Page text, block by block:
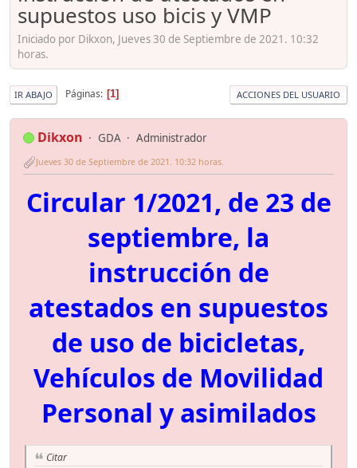
supuestos uso bicis y VMP
Iniciado por Dikxon, Jueves 30 de Septiembre de 2021. 10:32
horas.
IR ABAJO Páginas 1 ACCIONES DEL USUARIO
Dikxon GDA Administrador
Jueves 30 de Septiembre de 2021. 10:32 horas.
Circular 1/2021, de 23 de
septiembre, la
instrucción de
atestados en supuestos
de uso de bicicletas,
Vehículos de Movilidad
Personal y asimilados
Citar